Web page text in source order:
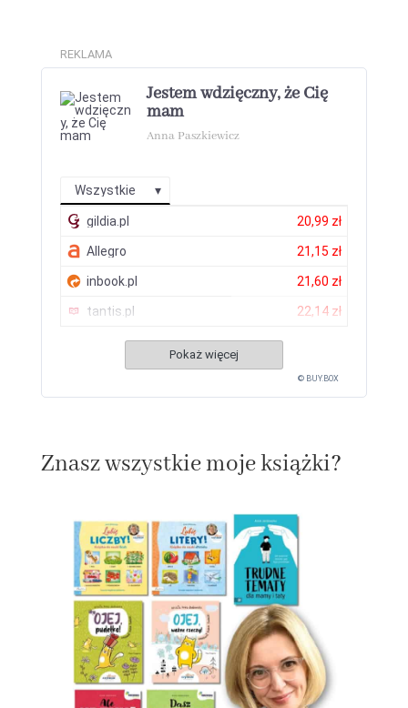
REKLAMA
Jestem wdzięczny, że Cię
mam
Anna Paszkiewicz
Wszystkie
gildia.pl 20,99 zł
Allegro 21,15 zł
inbook.pl 21,60 zł
tantis.pl 22,14 zł
Pokaż więcej
© BUY.BOX
Znasz wszystkie moje książki?